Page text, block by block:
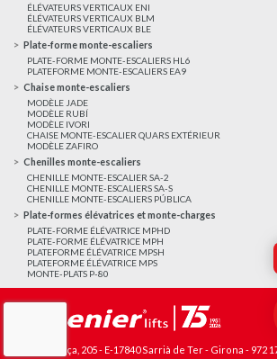
ÉLÉVATEURS VERTICAUX ENI
ÉLÉVATEURS VERTICAUX BLM
ÉLÉVATEURS VERTICAUX BLE
Plate-forme monte-escaliers
PLATE-FORME MONTE-ESCALIERS HL6
PLATEFORME MONTE-ESCALIERS EA9
Chaise monte-escaliers
MODÈLE JADE
MODÈLE RUBÍ
MODÈLE IVORI
CHAISE MONTE-ESCALIER QUARS EXTÉRIEUR
MODÈLE ZAFIRO
Chenilles monte-escaliers
CHENILLE MONTE-ESCALIER SA-2
CHENILLE MONTE-ESCALIERS SA-S
CHENILLE MONTE-ESCALIERS PÚBLICA
Plate-formes élévatrices et monte-charges
PLATE-FORME ÉLÉVATRICE MPHD
PLATE-FORME ÉLÉVATRICE MPH
PLATEFORME ÉLÉVATRICE MPSH
PLATEFORME ÉLÉVATRICE MPS
MONTE-PLATS P-80
Avda. França, 205 - E-17840 Sarrià de Ter - Girona - 972